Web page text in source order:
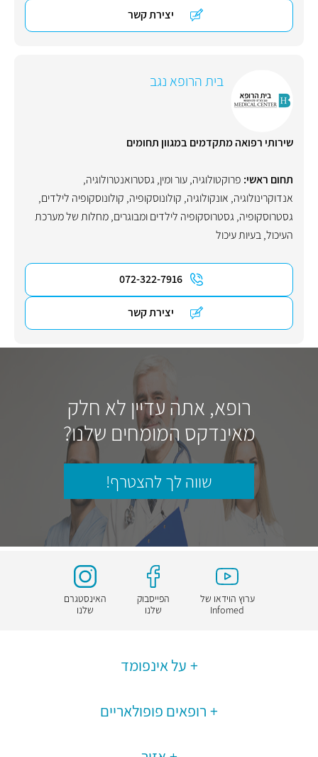
יצירת קשר
בית הרופא נגב
שירותי רפואה מתקדמים במגוון תחומים
תחום ראשי: פרוקטולוגיה,עור ומין, גסטרואנטרולוגיה,
אנדוקרינולוגיה, אונקולוגיה, קולונוסקופיה, קולונוסקופיה לילדים,
גסטרוסקופיה, גסטרוסקופיה לילדים ומבוגרים,מחלות של מערכת
העיכול,בעיות עיכול
072-322-7916
יצירת קשר
רופא, אתה עדיין לא חלק
מאינדקס המומחים שלנו?
שווה לך להצטרף!
ערוץ הוידאו של
Infomed
הפייסבוק
שלנו
האינסטגרם
שלנו
על אינפומד
רופאים פופולאריים